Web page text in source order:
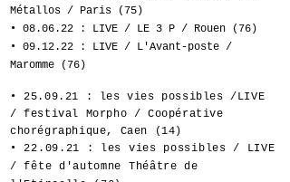
Métallos / Paris (75)
• 08.06.22 : LIVE / LE 3 P / Rouen (76)
• 09.12.22 : LIVE / L'Avant -poste /
Maromme (76)
• 25.09.21 : les vies possibles /LIVE
/ festival Morpho / Coopérative
chorégraphique, Caen (14)
• 22.09.21 : les vies possibles / LIVE
/ fête d'automne Théâtre de